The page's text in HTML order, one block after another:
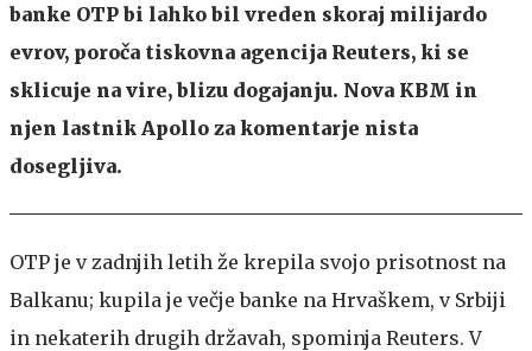
banke OTP bi lahko bil vreden skoraj milijardo
evrov, poroča tiskovna agencija Reuters, ki se
sklicuje na vire, blizu dogajanju. Nova KBM in
njen lastnik Apollo za komentarje nista
dosegljiva.
OTP je v zadnjih letih že krepila svojo prisotnost na
Balkanu; kupila je večje banke na Hrvaškem, v Srbiji
in nekaterih drugih državah, spominja Reuters. V